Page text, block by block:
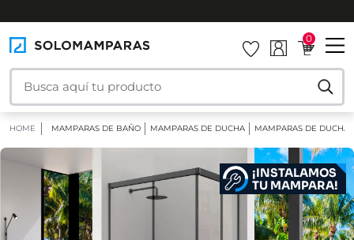
0
HOME MAMPARAS DE BAÑO MAMPARAS DE DUCHA MAMPARAS DE DUCHA
¡INSTALAMOS
TU MAMPARA!